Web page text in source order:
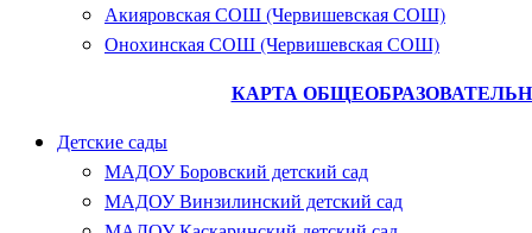
Акияровская СОШ (Червишевская СОШ)
Онохинская СОШ (Червишевская СОШ)
КАРТА
Детские сады
МАДОУ Боровский детский сад
МАДОУ Винзилинский детский сад